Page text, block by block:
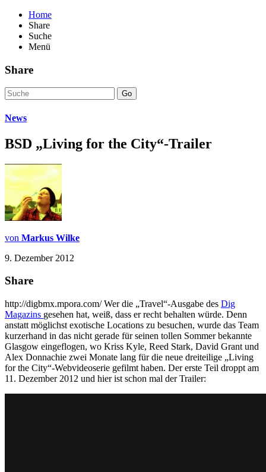
Home
Share
Suche
Menü
Share
Go
News
BSD „Living for the City“-Trailer
von Markus Wilke
9. Dezember 2012
Share
http://digbmx.mpora.com/ Wer die „Travel“-Ausgabe des Dig
Magazins gesehen hat, weiß, dass er recht behalten würde. Denn
anstatt möglichst exotische Locations zu besuchen, wurde das Team
kurzerhand in das nicht gerade für seinen tollen Sommer bekannte
Glasgow eingeflogen, wo Kriss Kyle, Reed Stark, David Grant und
Alex Donnachie zwei Monate lang für die neue dreiteilige „Living
for the City“-Webvideoserie gefilmt haben. Der erste Teil droppt am
11. Dezember 2012 und hier ist schon mal der Trailer: